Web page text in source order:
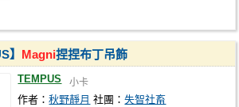
】 Magni捏捏布丁吊飾
TEMPUS 小卡
作者：秋野靜月 社團：失智社畜